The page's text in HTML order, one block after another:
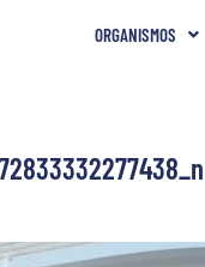
ORGANISMOS